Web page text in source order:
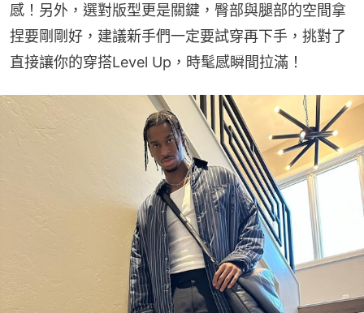
感！另外，選對版型更是關鍵，臀部與腿部的空間拿
捏要剛剛好，建議新手們一定要試穿再下手，挑對了
直接讓你的穿搭Level Up，時髦感瞬間拉滿！